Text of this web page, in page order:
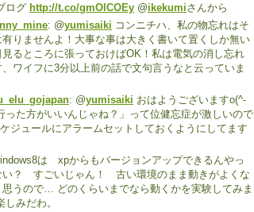
ログ http://t.co/gmOlCOEy @ikekumiさんから
: @yumisaiki コンニチハ、私の物忘れはそ
りませんよ！大事な事は大きく書いて置くしか無い
るところに張っておけばOK！私は電気の消し忘れ
ワイフに3分以上前の話で文句言うなと云っていま
: @yumisaiki おはようございますo(^-
った方がいいんじゃね？」って位健忘症が激しいので
ジュールにアラームセットしておくようにしてます
は xpからもバージョンアップできるんやっ
？ すごいじゃん！ 古い環境のまま動きがよくな
思うので… どのくらいまでなら動くかを実験してみま
みだわ。